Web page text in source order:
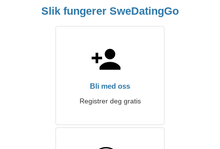
Slik fungerer SweDatingGo
Bli med oss
Registrer deg gratis